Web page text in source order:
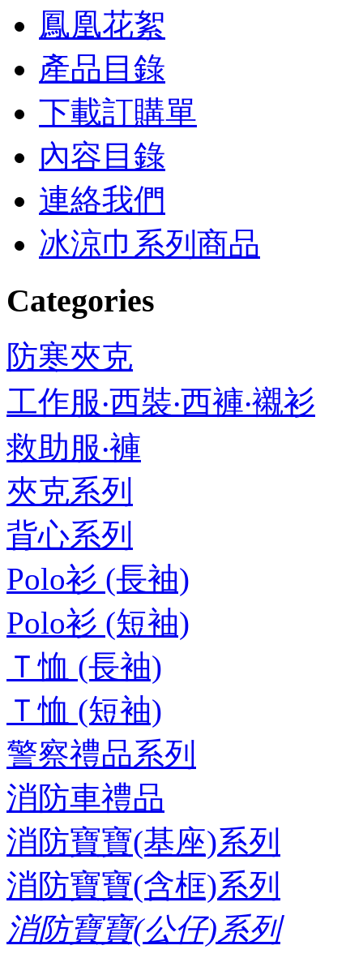
鳳凰花絮
產品目錄
下載訂購單
內容目錄
連絡我們
冰涼巾系列商品
Categories
防寒夾克
工作服‧西裝‧西褲‧襯衫
救助服‧褲
夾克系列
背心系列
Polo衫 (長袖)
Polo衫 (短袖)
Ｔ恤 (長袖)
Ｔ恤 (短袖)
警察禮品系列
消防車禮品
消防寶寶(基座)系列
消防寶寶(含框)系列
消防寶寶(公仔)系列